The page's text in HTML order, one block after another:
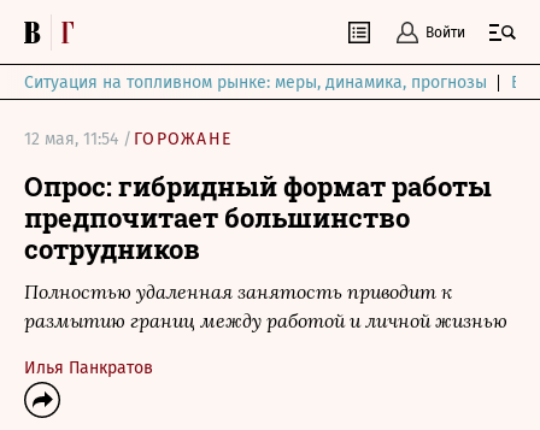
Войти
Ситуация на топливном рынке: меры, динамика, прогнозы
12 мая, 11:54 / ГОРОЖАНЕ
Опрос: гибридный формат работы
предпочитает большинство
сотрудников
Полностью удаленная занятость приводит к
размытию границ между работой и личной жизнью
Илья Панкратов